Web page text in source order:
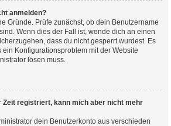
anmelden?
Gründe. Prüfe zunächst, ob dein Benutzername
Wenn dies der Fall ist, wende dich an einen
dass du nicht gesperrt wurdest. Es
Konfigurationsproblem mit der Website
lösen muss.
Zeit registriert, kann mich aber nicht mehr
dein Benutzerkonto aus verschieden